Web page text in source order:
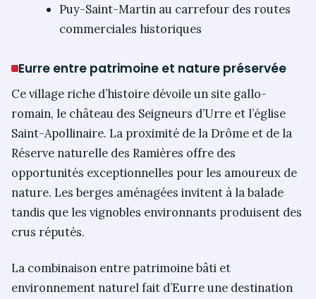
Puy-Saint-Martin au carrefour des routes
commerciales historiques
Eurre entre patrimoine et nature préservée
Ce village riche d’histoire dévoile un site gallo-
romain, le château des Seigneurs d’Urre et l’église
Saint-Apollinaire. La proximité de la Drôme et de la
Réserve naturelle des Ramières offre des
opportunités exceptionnelles pour les amoureux de
nature. Les berges aménagées invitent à la balade
tandis que les vignobles environnants produisent des
crus réputés.
La combinaison entre patrimoine bâti et
environnement naturel fait d’Eurre une destination